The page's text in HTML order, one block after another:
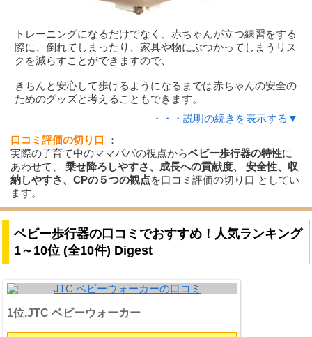
トレーニングになるだけでなく、赤ちゃんが立つ練習をする
際に、倒れてしまったり、家具や物にぶつかってしまうリス
クを減らすことができますので、
きちんと安心して歩けるようになるまでは赤ちゃんの安全の
ためのグッズと考えることもできます。
・・・説明の続きを表示する▼
口コミ評価の切り口 ：
実際の子育て中のママパパの視点からベビー歩行器の特性に
あわせて、 乗せ降ろしやすさ、成長への貢献度、 安全性、収
納しやすさ、CPの５つの観点を口コミ評価の切り口 としてい
ます。
ベビー歩行器の口コミでおすすめ！人気ランキング
1～10位 (全10件) Digest
1位.JTC ベビーウォーカー